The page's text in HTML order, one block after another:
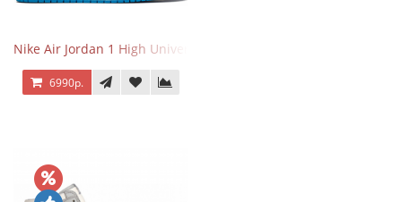
Nike Air Jordan 1 High University Blue
6990р.